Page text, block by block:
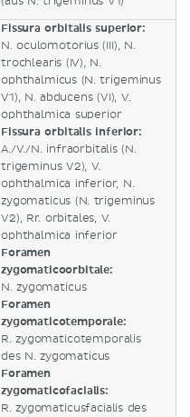
Fissura orbitalis superior:
N. oculomotorius (III), N.
trochlearis (IV), N.
ophthalmicus (N. trigeminus
V1), N. abducens (VI), V.
ophthalmica superior
Fissura orbitalis inferior:
A./V./N. infraorbitalis (N.
trigeminus V2), V.
ophthalmica inferior, N.
zygomaticus (N. trigeminus
V2), Rr. orbitales, V.
ophthalmica inferior
Foramen
zygomaticoorbitale:
N. zygomaticus
Foramen
zygomaticotemporale:
R. zygomaticotemporalis
des N. zygomaticus
Foramen
zygomaticofacialis:
R. zygomaticusfacialis des